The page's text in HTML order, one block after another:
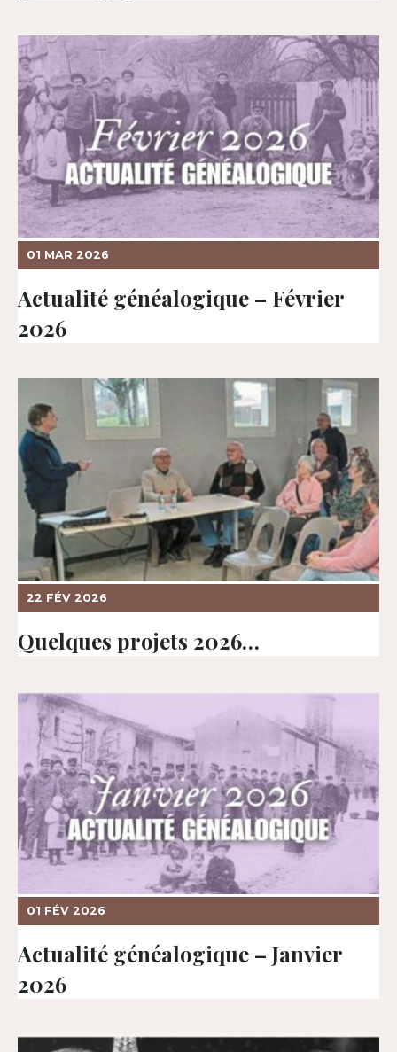
01 MAR 2026
Actualité généalogique – Février
2026
22 FÉV 2026
Quelques projets 2026…
01 FÉV 2026
Actualité généalogique – Janvier
2026